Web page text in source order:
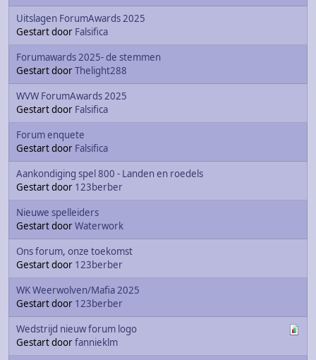
Uitslagen ForumAwards 2025
Gestart door Falsifica
Forumawards 2025- de stemmen
Gestart doorThelight288
WVW ForumAwards 2025
Gestart door Falsifica
Forum enquete
Gestart door Falsifica
Aankondiging spel 800 - Landen en roedels
Gestart door 123berber
Nieuwe spelleiders
Gestart doorWaterwork
Ons forum, onze toekomst
Gestart door 123berber
WK Weerwolven/Mafia 2025
Gestart door 123berber
Wedstrijd nieuw forum logo
Gestart doorfannieklm